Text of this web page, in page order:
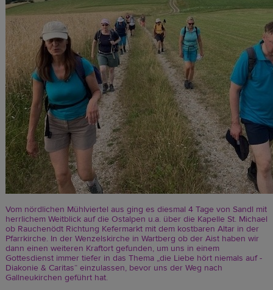
Vom nördlichen Mühlviertel aus ging es diesmal 4 Tage von Sandl mit
herrlichem Weitblick auf die Ostalpen u.a. über die Kapelle St. Michael
ob Rauchenödt Richtung Kefermarkt mit dem kostbaren Altar in der
Pfarrkirche. In der Wenzelskirche in Wartberg ob der Aist haben wir
dann einen weiteren Kraftort gefunden, um uns in einem
Gottesdienst immer tiefer in das Thema „die Liebe hört niemals auf -
Diakonie & Caritas“ einzulassen, bevor uns der Weg nach
Gallneukirchen geführt hat.